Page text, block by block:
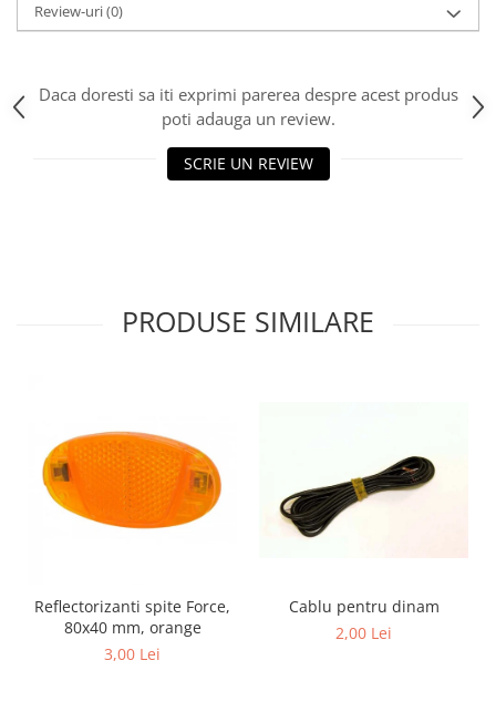
Review-uri(0)
Daca doresti sa iti exprimi parerea despre acest produs
poti adauga un review.
SCRIE UN REVIEW
PRODUSE SIMILARE
Reflectorizanti spite Force,
80x40 mm, orange
3,00 Lei
Cablu pentru dinam
2,00 Lei